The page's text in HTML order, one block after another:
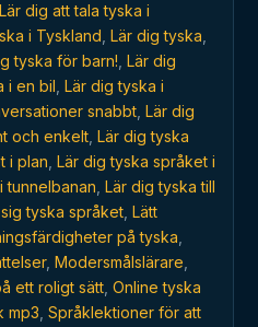
Lär dig att tala tyska i
i Tyskland Lär dig tyska
tyska för barn! Lär dig
i en bil Lär dig tyska i
snabbt Lär dig
och enkelt Lär dig tyska
i plan Lär dig tyska språket i
tunnelbanan Lär dig tyska till
tyska språket Lätt
på tyska
, Modersmålslärare
ett roligt sätt Online tyska
mp3 Språklektioner för att